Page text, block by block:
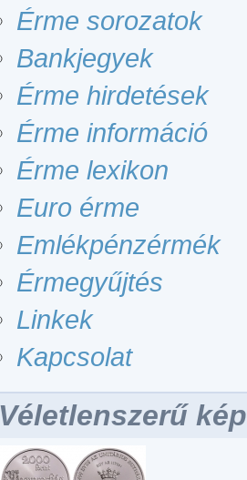
Érme sorozatok
Bankjegyek
Érme hirdetések
Érme információ
Érme lexikon
Euro érme
Emlékpénzérmék
Érmegyűjtés
Linkek
Kapcsolat
kép